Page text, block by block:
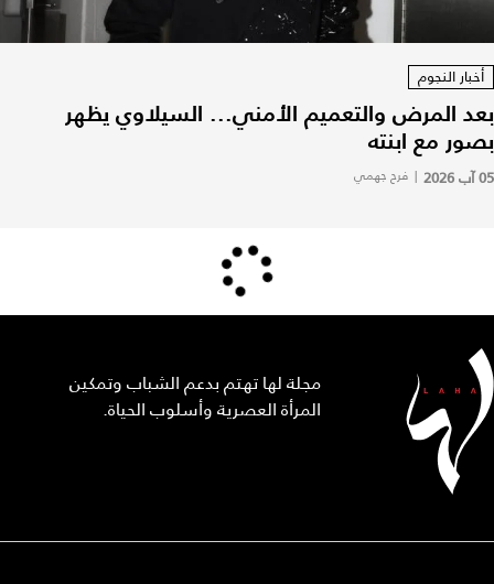
أخبار النجوم
بعد المرض والتعميم الأمني... السيلاوي يظهر
بصور مع ابنته
05 آب 2026 | فرح جهمي
مجلة لها تهتم بدعم الشباب وتمكين
المرأة العصرية وأسلوب الحياة.